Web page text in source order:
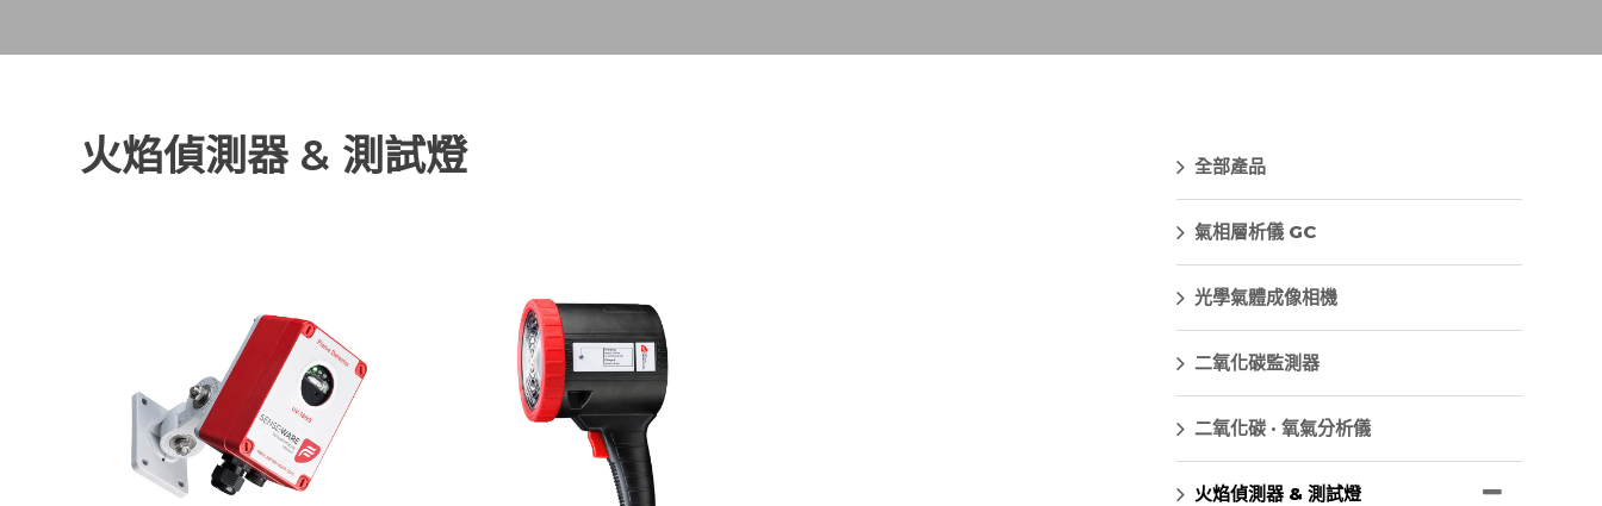
火焰偵測器 & 測試燈 全部產品
氣相層析儀 GC
光學氣體成像相機
二氧化碳監測器
二氧化碳 · 氧氣分析儀
火焰偵測器 & 測試燈